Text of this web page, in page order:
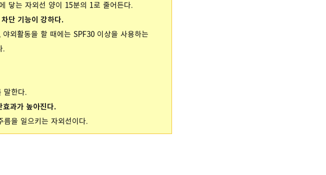
닿는 자외선 양이 15분의 1로 줄어든다.
단 기능이 강하다.
외활동을 할 때에는 SPF30 이상을 사용하는
.
말한다.
효과가 높아진다.
름을 일으키는 자외선이다.